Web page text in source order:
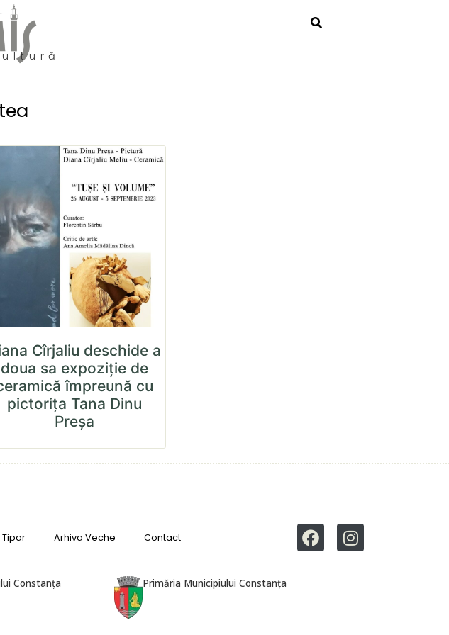
Cîrjaliu deschide a
doua sa expoziție de
împreună cu
pictorița Tana Dinu
Preșa
Tipar Arhiva Veche Contact
Constanța Primăria Municipiului Constanța